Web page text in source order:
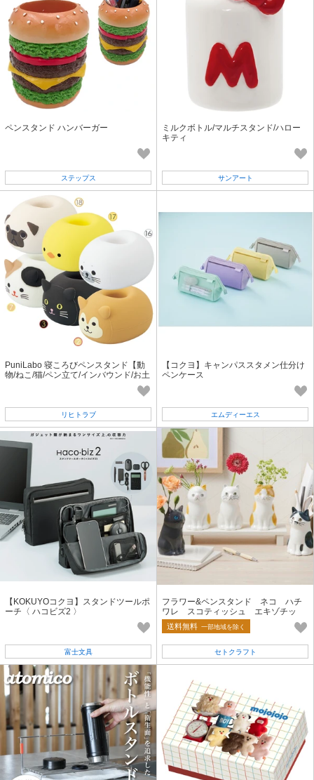
ペンスタンド ハンバーガー
ステップス
ミルクボトル/マルチスタンド/ハロー
キティ
サンアート
PuniLabo 寝ころびペンスタンド【動
物/ねこ/猫/ペン立て/インバウンド/お土
リヒトラブ
【コクヨ】キャンパススタメン仕分け
ペンケース
エムディーエス
【KOKUYOコクヨ】スタンドツールポ
ーチ〈 ハコビズ2 〉
富士文具
フラワー&ペンスタンド ネコ ハチ
ワレ スコティッシュ エキゾチッ
ク ペルシャ クロ
送料無料 一部地域を除く
セトクラフト